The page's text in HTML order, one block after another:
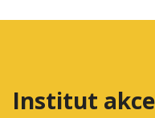
Institut